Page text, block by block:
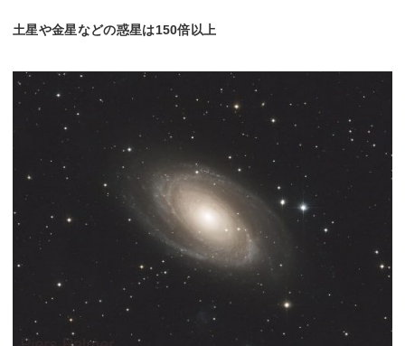
土星や金星などの惑星は150倍以上